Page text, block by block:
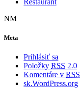
NM
Meta
Prihlásiť sa
Položky RSS 2.0
Komentáre v RSS
sk.WordPress.org